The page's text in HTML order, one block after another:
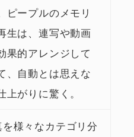
ピープルのメモリ
生は、連写や動画
果的アレンジして
、自動とは思えな
上がりに驚く。
様々なカテゴリ分